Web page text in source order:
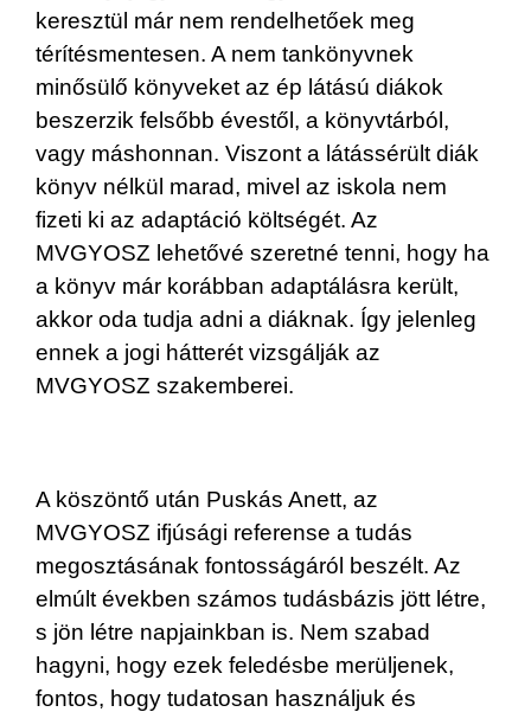
keresztül már nem rendelhetőek meg
térítésmentesen. A nem tankönyvnek
minősülő könyveket az ép látású diákok
beszerzik felsőbb évestől, a könyvtárból,
vagy máshonnan. Viszont a látássérült diák
könyv nélkül marad, mivel az iskola nem
fizeti ki az adaptáció költségét. Az
MVGYOSZ lehetővé szeretné tenni, hogy ha
a könyv már korábban adaptálásra került,
akkor oda tudja adni a diáknak. Így jelenleg
ennek a jogi hátterét vizsgálják az
MVGYOSZ szakemberei.
A köszöntő után Puskás Anett, az
MVGYOSZ ifjúsági referense a tudás
megosztásának fontosságáról beszélt. Az
elmúlt években számos tudásbázis jött létre,
s jön létre napjainkban is. Nem szabad
hagyni, hogy ezek feledésbe merüljenek,
fontos, hogy tudatosan használjuk és